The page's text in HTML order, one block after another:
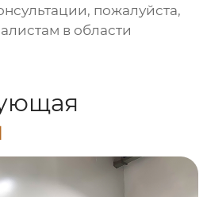
пожалуйста,
в области